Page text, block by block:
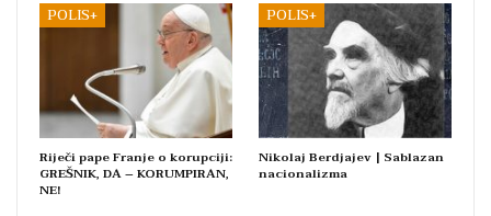
POLIS+
Riječi pape Franje o korupciji:
GREŠNIK, DA – KORUMPIRAN,
NE!
POLIS+
Nikolaj Berdjajev | Sablazan
nacionalizma